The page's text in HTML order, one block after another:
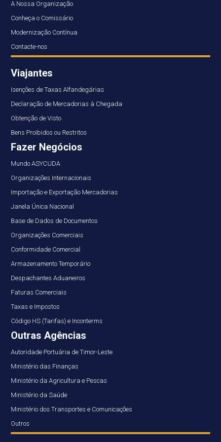
A Nossa Organização
Conheça o Comissário
Modernização Contínua
Contacte-nos
Viajantes
Isenções de Taxas Alfandegárias
Declaração de Mercadorias à Chegada
Obtenção de Visto
Bens Proibidos ou Restritos
Fazer Negócios
Mundo ASYCUDA
Organizações Internacionais
Importação e Exportação Mercadorias
Janela Única Nacional
Base de Dados de Documentos
Organizações Comerciais
Conformidade Comercial
Armazenamento Temporário
Despachantes Aduaneiros
Faturas Comerciais
Taxas e Impostos
Código HS (Tarifas) e Inconterms
Outras Agências
Autoridade Portuária de Timor-Leste
Ministério das Finanças
Ministério da Agricultura e Pescas
Ministério da Saúde
Ministério dos Transportes e Comunicações
Outros